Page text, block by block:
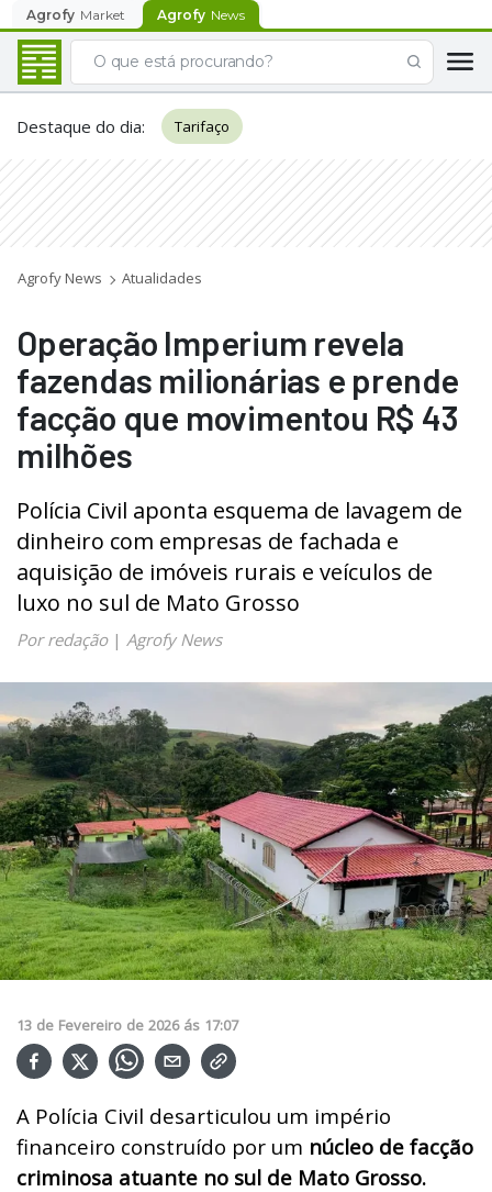
Agrofy Market Agrofy News
Destaque do dia: Tarifaço
Agrofy News Atualidades
Operação Imperium revela
fazendas milionárias e prende
facção que movimentou R$ 43
milhões
Polícia Civil aponta esquema de lavagem de
dinheiro com empresas de fachada e
aquisição de imóveis rurais e veículos de
luxo no sul de Mato Grosso
Por redação| Agrofy News
13 de Fevereiro de 2026 ás 17:07
A Polícia Civil desarticulou um império
financeiro construído por um núcleo de facção
criminosa atuante no sul de Mato Grosso.